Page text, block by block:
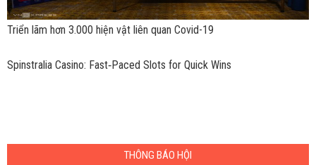
Triển lãm hơn 3.000 hiện vật liên quan Covid-19
Spinstralia Casino: Fast‑Paced Slots for Quick Wins
THÔNG BÁO HỘI